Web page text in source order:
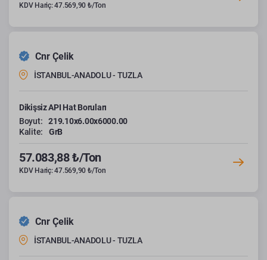
KDV Hariç: 47.569,90 ₺/Ton
Cnr Çelik
İSTANBUL-ANADOLU - TUZLA
Dikişsiz API Hat Boruları
Boyut:
219.10x6.00x6000.00
Kalite:
GrB
57.083,88 ₺/Ton
KDV Hariç: 47.569,90 ₺/Ton
Cnr Çelik
İSTANBUL-ANADOLU - TUZLA